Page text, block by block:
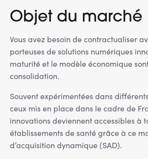
Objet du marché
Vous avez besoin de contractualiser
porteuses de solutions numériques
maturité et le modèle économique
consolidation.
Souvent expérimentées dans
ceux mis en place dans le cadre de
innovations deviennent accessibles à
établissements de santé grâce à ce
d’acquisition dynamique (SAD).